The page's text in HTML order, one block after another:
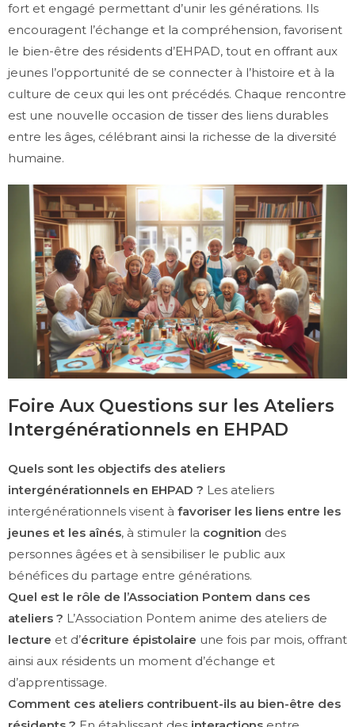
fort et engagé permettant d’unir les générations. Ils
encouragent l’échange et la compréhension, favorisent
le bien-être des résidents d’EHPAD, tout en offrant aux
jeunes l’opportunité de se connecter à l’histoire et à la
culture de ceux qui les ont précédés. Chaque rencontre
est une nouvelle occasion de tisser des liens durables
entre les âges, célébrant ainsi la richesse de la diversité
humaine.
Foire Aux Questions sur les Ateliers
Intergénérationnels en EHPAD
Quels sont les objectifs des ateliers
intergénérationnels en EHPAD ? Les ateliers
intergénérationnels visent à favoriser les liens entre les
jeunes et les aînés, à stimuler la cognition des
personnes âgées et à sensibiliser le public aux
bénéfices du partage entre générations.
Quel est le rôle de l’Association Pontem dans ces
ateliers ? L’Association Pontem anime des ateliers de
lecture et d’écriture épistolaire une fois par mois, offrant
ainsi aux résidents un moment d’échange et
d’apprentissage.
Comment ces ateliers contribuent-ils au bien-être des